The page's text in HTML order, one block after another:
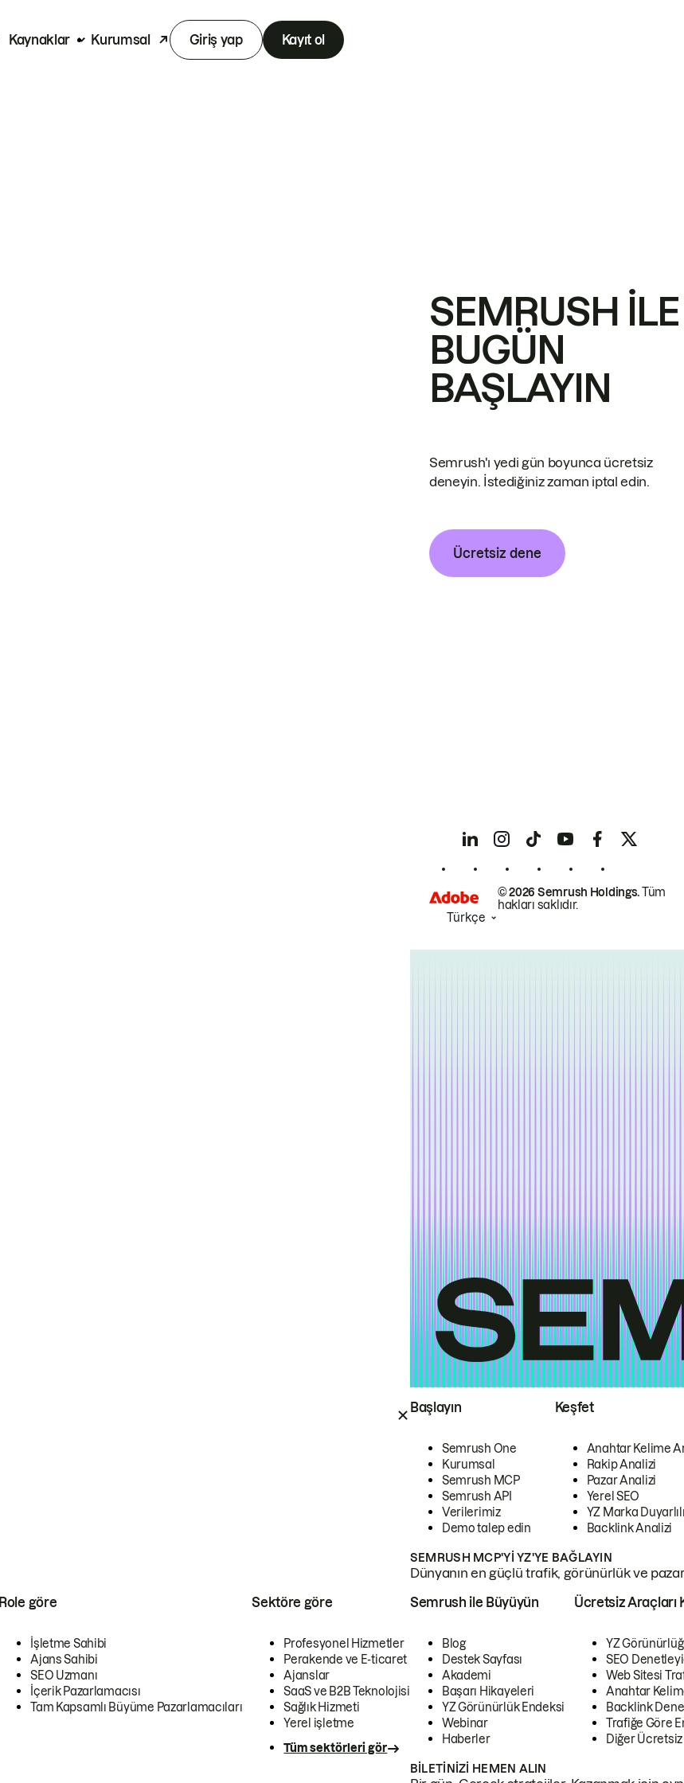
Kaynaklar Kurumsal Giriş yap Kayıt ol
Başlayın
Semrush One
Kurumsal
Semrush MCP
Semrush API
Verilerimiz
Demo talep edin
Keşfet
Anahtar Kelime
Rakip Analizi
Pazar Analizi
Yerel SEO
YZ Marka
Backlink Analizi
SEMRUSH MCP'YI YZ'YE BAĞLAYIN
Dünyanın en güçlü trafik, görünürlük ve
Role göre
İşletme Sahibi
Ajans Sahibi
SEO Uzmanı
İçerik Pazarlamacısı
Tam Kapsamlı Büyüme Pazarlamacıları
Sektöre göre
Profesyonel Hizmetler
Perakende ve E-ticaret
Ajanslar
SaaS ve B2B Teknolojisi
Sağlık Hizmeti
Yerel işletme
Tüm sektörleri gör
Semrush ile Büyüyün
Blog
Destek Sayfası
Akademi
Başarı Hikayeleri
YZ Görünürlük Endeksi
Webinar
Haberler
Ücretsiz Araçları
YZ
SEO
Web Sitesi
Anahtar
Backlink
Trafiğe Göre
Diğer
BILETINIZI HEMEN ALIN
SEMRUSH ILE
BUGÜN
BAŞLAYIN
Semrush'ı yedi gün boyunca ücretsiz
deneyin. İstediğiniz zaman iptal edin.
Ücretsiz dene
© 2026 Semrush Holdings.Tüm
hakları saklıdır.
Türkçe